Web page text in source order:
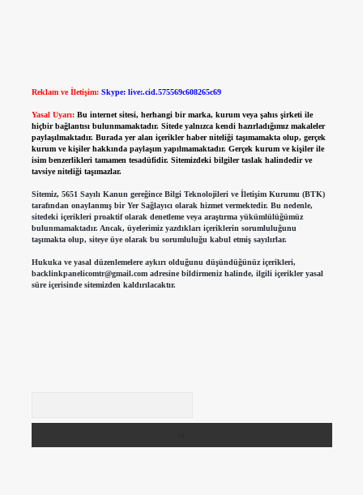
Reklam ve İletişim: Skype: live:.cid.575569c608265c69
Yasal Uyarı: Bu internet sitesi, herhangi bir marka, kurum veya şahıs şirketi ile
hiçbir bağlantısı bulunmamaktadır. Sitede yalnızca kendi hazırladığımız makaleler
paylaşılmaktadır. Burada yer alan içerikler haber niteliği taşımamakta olup, gerçek
kurum ve kişiler hakkında paylaşım yapılmamaktadır. Gerçek kurum ve kişiler ile
isim benzerlikleri tamamen tesadüfidir. Sitemizdeki bilgiler taslak halindedir ve
tavsiye niteliği taşımazlar.
Sitemiz, 5651 Sayılı Kanun gereğince Bilgi Teknolojileri ve İletişim Kurumu (BTK)
tarafından onaylanmış bir Yer Sağlayıcı olarak hizmet vermektedir. Bu nedenle,
sitedeki içerikleri proaktif olarak denetleme veya araştırma yükümlülüğümüz
bulunmamaktadır. Ancak, üyelerimiz yazdıkları içeriklerin sorumluluğunu
taşımakta olup, siteye üye olarak bu sorumluluğu kabul etmiş sayılırlar.
Hukuka ve yasal düzenlemelere aykırı olduğunu düşündüğünüz içerikleri,
backlinkpanelicomtr@gmail.comadresine bildirmeniz halinde, ilgili içerikler yasal
süre içerisinde sitemizden kaldırılacaktır.